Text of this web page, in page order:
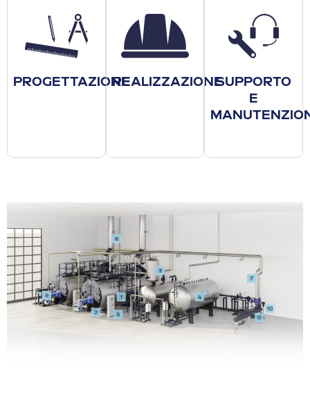
PROGETTAZIONEREALIZZAZIONESUPPORTO
E